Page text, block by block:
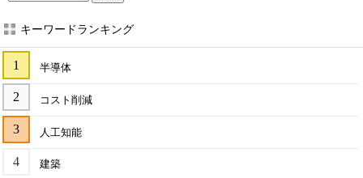
キーワードランキング
半導体
コスト削減
人工知能
建築